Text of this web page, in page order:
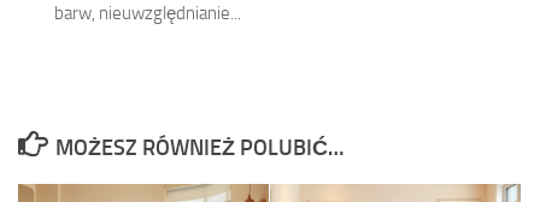
barw, nieuwzględnianie...
MOŻESZ RÓWNIEŻ POLUBIĆ…